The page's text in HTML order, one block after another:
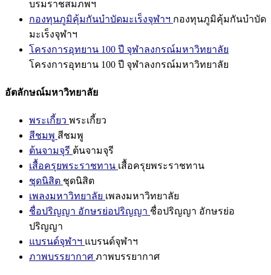
บรมราชสมภพฯ
กองทุนภูมิคุ้มกันบำบัดมะเร็งจุฬาฯ กองทุนภูมิคุ้มกันบำบัด
มะเร็งจุฬาฯ
โครงการอุทยาน 100 ปี จุฬาลงกรณ์มหาวิทยาลัย
โครงการอุทยาน 100 ปี จุฬาลงกรณ์มหาวิทยาลัย
อัตลักษณ์มหาวิทยาลัย
พระเกี้ยว พระเกี้ยว
สีชมพู สีชมพู
ต้นจามจุรี ต้นจามจุรี
เสื้อครุยพระราชทาน เสื้อครุยพระราชทาน
ชุดนิสิต ชุดนิสิต
เพลงมหาวิทยาลัย เพลงมหาวิทยาลัย
ชื่อปริญญา อักษรย่อปริญญา ชื่อปริญญา อักษรย่อ
ปริญญา
แบรนด์จุฬาฯ แบรนด์จุฬาฯ
ภาพบรรยากาศ ภาพบรรยากาศ